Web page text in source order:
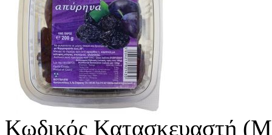
Κωδικός Κατασκευαστή